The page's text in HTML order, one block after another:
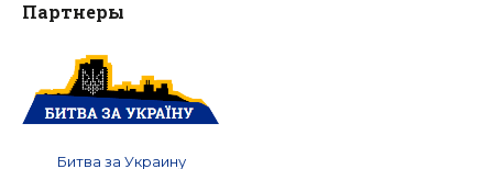
Партнеры
Битва за Украину